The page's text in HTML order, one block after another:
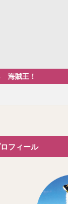
王！
フィール